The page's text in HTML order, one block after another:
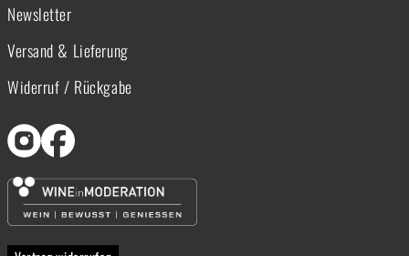
Newsletter
Versand & Lieferung
Widerruf / Rückgabe